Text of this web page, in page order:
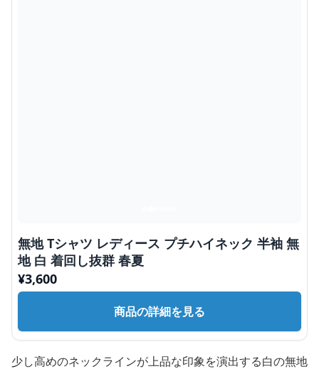
無地 Tシャツ レディース プチハイネック 半袖 無
地 白 着回し抜群 春夏
¥3,600
商品の詳細を見る
少し高めのネックラインが上品な印象を演出する白の無地